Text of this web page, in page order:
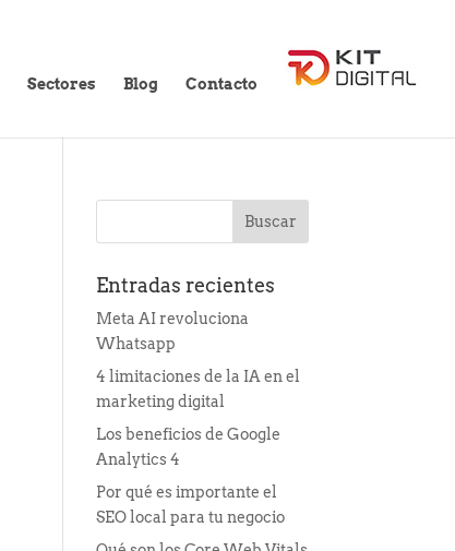
Sectores Blog Contacto
Entradas recientes
Meta AI revoluciona
Whatsapp
4 limitaciones de la IA en el
marketing digital
Los beneficios de Google
Analytics 4
Por qué es importante el
SEO local para tu negocio